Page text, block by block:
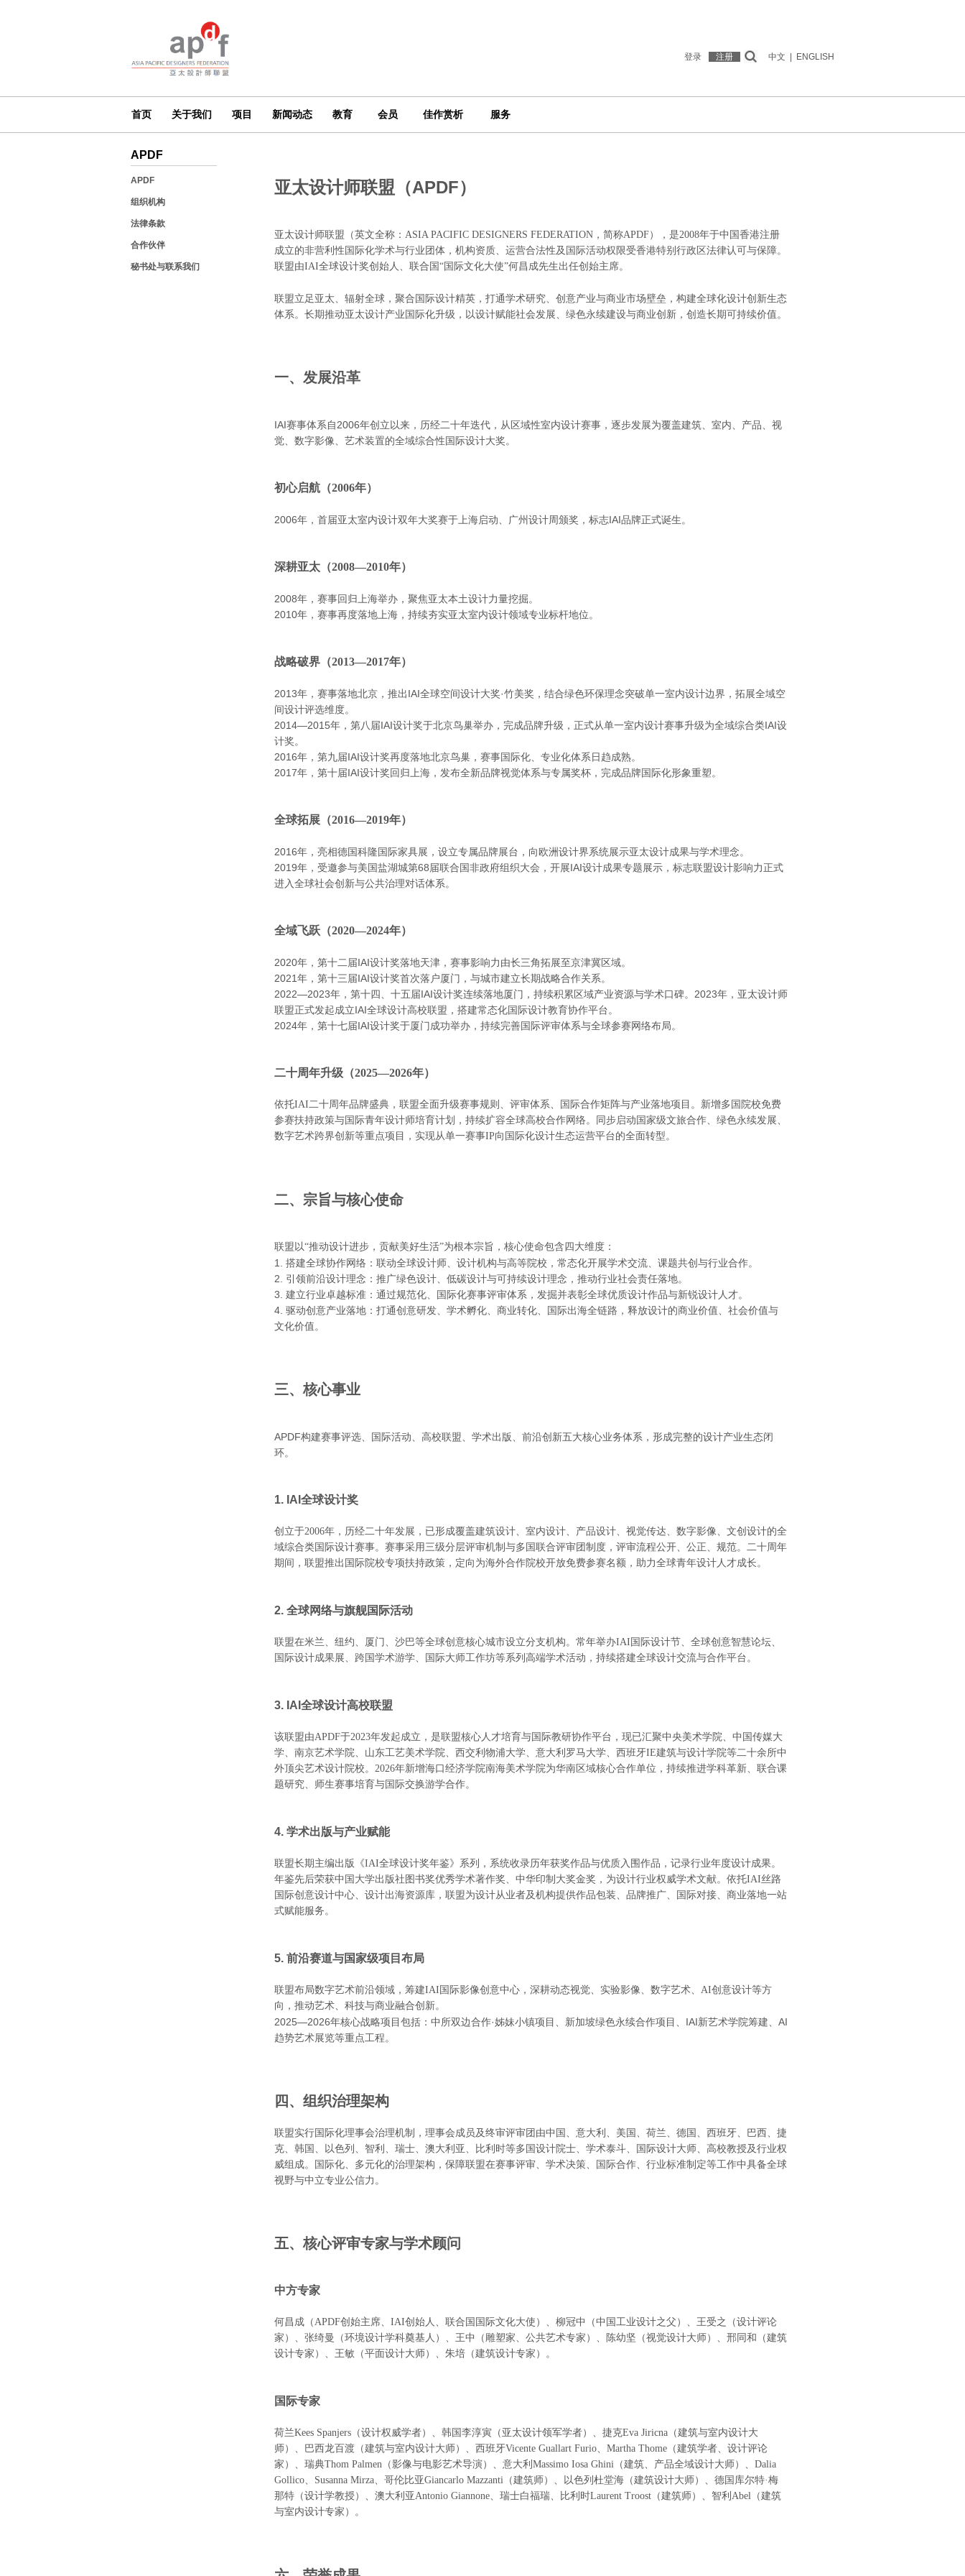
登录 注册 中文 ENGLISH
首页 关于我们 项目 新闻动态 教育 会员 佳作赏析 服务
APDF
APDF
组织机构
法律条款
合作伙伴
秘书处与联系我们
亚太设计师联盟（APDF）
亚太设计师联盟（英文全称： ASIA PACIFIC DESIGNERS FEDERATION，简称APDF），是2008年于中国香港注册
成立的非营利性国际化学术与行业团体，机构资质、运营合法性及国际活动权限受香港特别行政区法律认可与保障。
联盟由IAI全球设计奖创始人、联合国“国际文化大使”何昌成先生出任创始主席。
联盟立足亚太、辐射全球，聚合国际设计精英，打通学术研究、创意产业与商业市场壁垒，构建全球化设计创新生态
体系。长期推动亚太设计产业国际化升级，以设计赋能社会发展、绿色永续建设与商业创新，创造长期可持续价值。
一、发展沿革
IAI赛事体系自2006年创立以来，历经二十年迭代，从区域性室内设计赛事，逐步发展为覆盖建筑、室内、产品、视
觉、数字影像、艺术装置的全域综合性国际设计大奖。
初心启航（2006年）
2006年，首届亚太室内设计双年大奖赛于上海启动、广州设计周颁奖，标志IAI品牌正式诞生。
深耕亚太（2008—2010年）
2008年，赛事回归上海举办，聚焦亚太本土设计力量挖掘。
2010年，赛事再度落地上海，持续夯实亚太室内设计领域专业标杆地位。
战略破界（2013—2017年）
2013年，赛事落地北京，推出IAI全球空间设计大奖·竹美奖，结合绿色环保理念突破单一室内设计边界，拓展全域空
间设计评选维度。
2014—2015年，第八届IAI设计奖于北京鸟巢举办，完成品牌升级，正式从单一室内设计赛事升级为全域综合类IAI设
计奖。
2016年，第九届IAI设计奖再度落地北京鸟巢，赛事国际化、专业化体系日趋成熟。
2017年，第十届IAI设计奖回归上海，发布全新品牌视觉体系与专属奖杯，完成品牌国际化形象重塑。
全球拓展（2016—2019年）
2016年，亮相德国科隆国际家具展，设立专属品牌展台，向欧洲设计界系统展示亚太设计成果与学术理念。
2019年，受邀参与美国盐湖城第68届联合国非政府组织大会，开展IAI设计成果专题展示，标志联盟设计影响力正式
进入全球社会创新与公共治理对话体系。
全域飞跃（2020—2024年）
2020年，第十二届IAI设计奖落地天津，赛事影响力由长三角拓展至京津冀区域。
2021年，第十三届IAI设计奖首次落户厦门，与城市建立长期战略合作关系。
2022—2023年，第十四、十五届IAI设计奖连续落地厦门，持续积累区域产业资源与学术口碑。2023年，亚太设计师
联盟正式发起成立IAI全球设计高校联盟，搭建常态化国际设计教育协作平台。
2024年，第十七届IAI设计奖于厦门成功举办，持续完善国际评审体系与全球参赛网络布局。
二十周年升级（2025—2026年）
依托IAI二十周年品牌盛典，联盟全面升级赛事规则、评审体系、国际合作矩阵与产业落地项目。新增多国院校免费
参赛扶持政策与国际青年设计师培育计划，持续扩容全球高校合作网络。同步启动国家级文旅合作、绿色永续发展、
数字艺术跨界创新等重点项目，实现从单一赛事IP向国际化设计生态运营平台的全面转型。
二、宗旨与核心使命
联盟以“推动设计进步，贡献美好生活”为根本宗旨，核心使命包含四大维度：
1. 搭建全球协作网络：联动全球设计师、设计机构与高等院校，常态化开展学术交流、课题共创与行业合作。
2. 引领前沿设计理念：推广绿色设计、低碳设计与可持续设计理念，推动行业社会责任落地。
3. 建立行业卓越标准：通过规范化、国际化赛事评审体系，发掘并表彰全球优质设计作品与新锐设计人才。
4. 驱动创意产业落地：打通创意研发、学术孵化、商业转化、国际出海全链路，释放设计的商业价值、社会价值与
文化价值。
三、核心事业
APDF构建赛事评选、国际活动、高校联盟、学术出版、前沿创新五大核心业务体系，形成完整的设计产业生态闭
环。
1. IAI全球设计奖
创立于2006年，历经二十年发展，已形成覆盖建筑设计、室内设计、产品设计、视觉传达、数字影像、文创设计的全
域综合类国际设计赛事。赛事采用三级分层评审机制与多国联合评审团制度，评审流程公开、公正、规范。二十周年
期间，联盟推出国际院校专项扶持政策，定向为海外合作院校开放免费参赛名额，助力全球青年设计人才成长。
2. 全球网络与旗舰国际活动
联盟在米兰、纽约、厦门、沙巴等全球创意核心城市设立分支机构。常年举办IAI国际设计节、全球创意智慧论坛、
国际设计成果展、跨国学术游学、国际大师工作坊等系列高端学术活动，持续搭建全球设计交流与合作平台。
3. IAI 全球设计高校联盟
该联盟由APDF于2023年发起成立，是联盟核心人才培育与国际教研协作平台，现已汇聚中央美术学院、中国传媒大
学、南京艺术学院、山东工艺美术学院、西交利物浦大学、意大利罗马大学、西班牙IE建筑与设计学院等二十余所中
外顶尖艺术设计院校。2026年新增海口经济学院南海美术学院为华南区域核心合作单位，持续推进学科革新、联合课
题研究、师生赛事培育与国际交换游学合作。
4. 学术出版与产业赋能
联盟长期主编出版《IAI全球设计奖年鉴》系列，系统收录历年获奖作品与优质入围作品，记录行业年度设计成果。
年鉴先后荣获中国大学出版社图书奖优秀学术著作奖、中华印制大奖金奖，为设计行业权威学术文献。依托IAI丝路
国际创意设计中心、设计出海资源库，联盟为设计从业者及机构提供作品包装、品牌推广、国际对接、商业落地一站
式赋能服务。
5. 前沿赛道与国家级项目布局
联盟布局数字艺术前沿领域，筹建IAI国际影像创意中心，深耕动态视觉、实验影像、数字艺术、AI创意设计等方
向，推动艺术、科技与商业融合创新。
2025—2026年核心战略项目包括：中所双边合作·姊妹小镇项目、新加坡绿色永续合作项目、IAI新艺术学院筹建、AI
趋势艺术展览等重点工程。
四、组织治理架构
联盟实行国际化理事会治理机制，理事会成员及终审评审团由中国、意大利、美国、荷兰、德国、西班牙、巴西、捷
克、韩国、以色列、智利、瑞士、澳大利亚、比利时等多国设计院士、学术泰斗、国际设计大师、高校教授及行业权
威组成。国际化、多元化的治理架构，保障联盟在赛事评审、学术决策、国际合作、行业标准制定等工作中具备全球
视野与中立专业公信力。
五、核心评审专家与学术顾问
中方专家
何昌成（APDF创始主席、IAI创始人、联合国国际文化大使）、柳冠中（中国工业设计之父）、王受之（设计评论
家）、张绮曼（环境设计学科奠基人）、王中（雕塑家、公共艺术专家）、陈幼坚（视觉设计大师）、邢同和（建筑
设计专家）、王敏（平面设计大师）、朱培（建筑设计专家）。
国际专家
荷兰Kees Spanjers（设计权威学者）、韩国李淳寅（亚太设计领军学者）、捷克Eva Jiricna（建筑与室内设计大
师）、巴西龙百渡（建筑与室内设计大师）、西班牙Vicente Guallart Furio、Martha Thome（建筑学者、设计评论
家）、瑞典Thom Palmen（影像与电影艺术导演）、意大利Massimo Iosa Ghini（建筑、产品全域设计大师）、Dalia
Gollico、Susanna Mirza、哥伦比亚Giancarlo Mazzanti（建筑师）、以色列杜堂海（建筑设计大师）、德国库尔特·梅
那特（设计学教授）、澳大利亚Antonio Giannone、瑞士白福瑞、比利时Laurent Troost（建筑师）、智利Abel（建筑
与室内设计专家）。